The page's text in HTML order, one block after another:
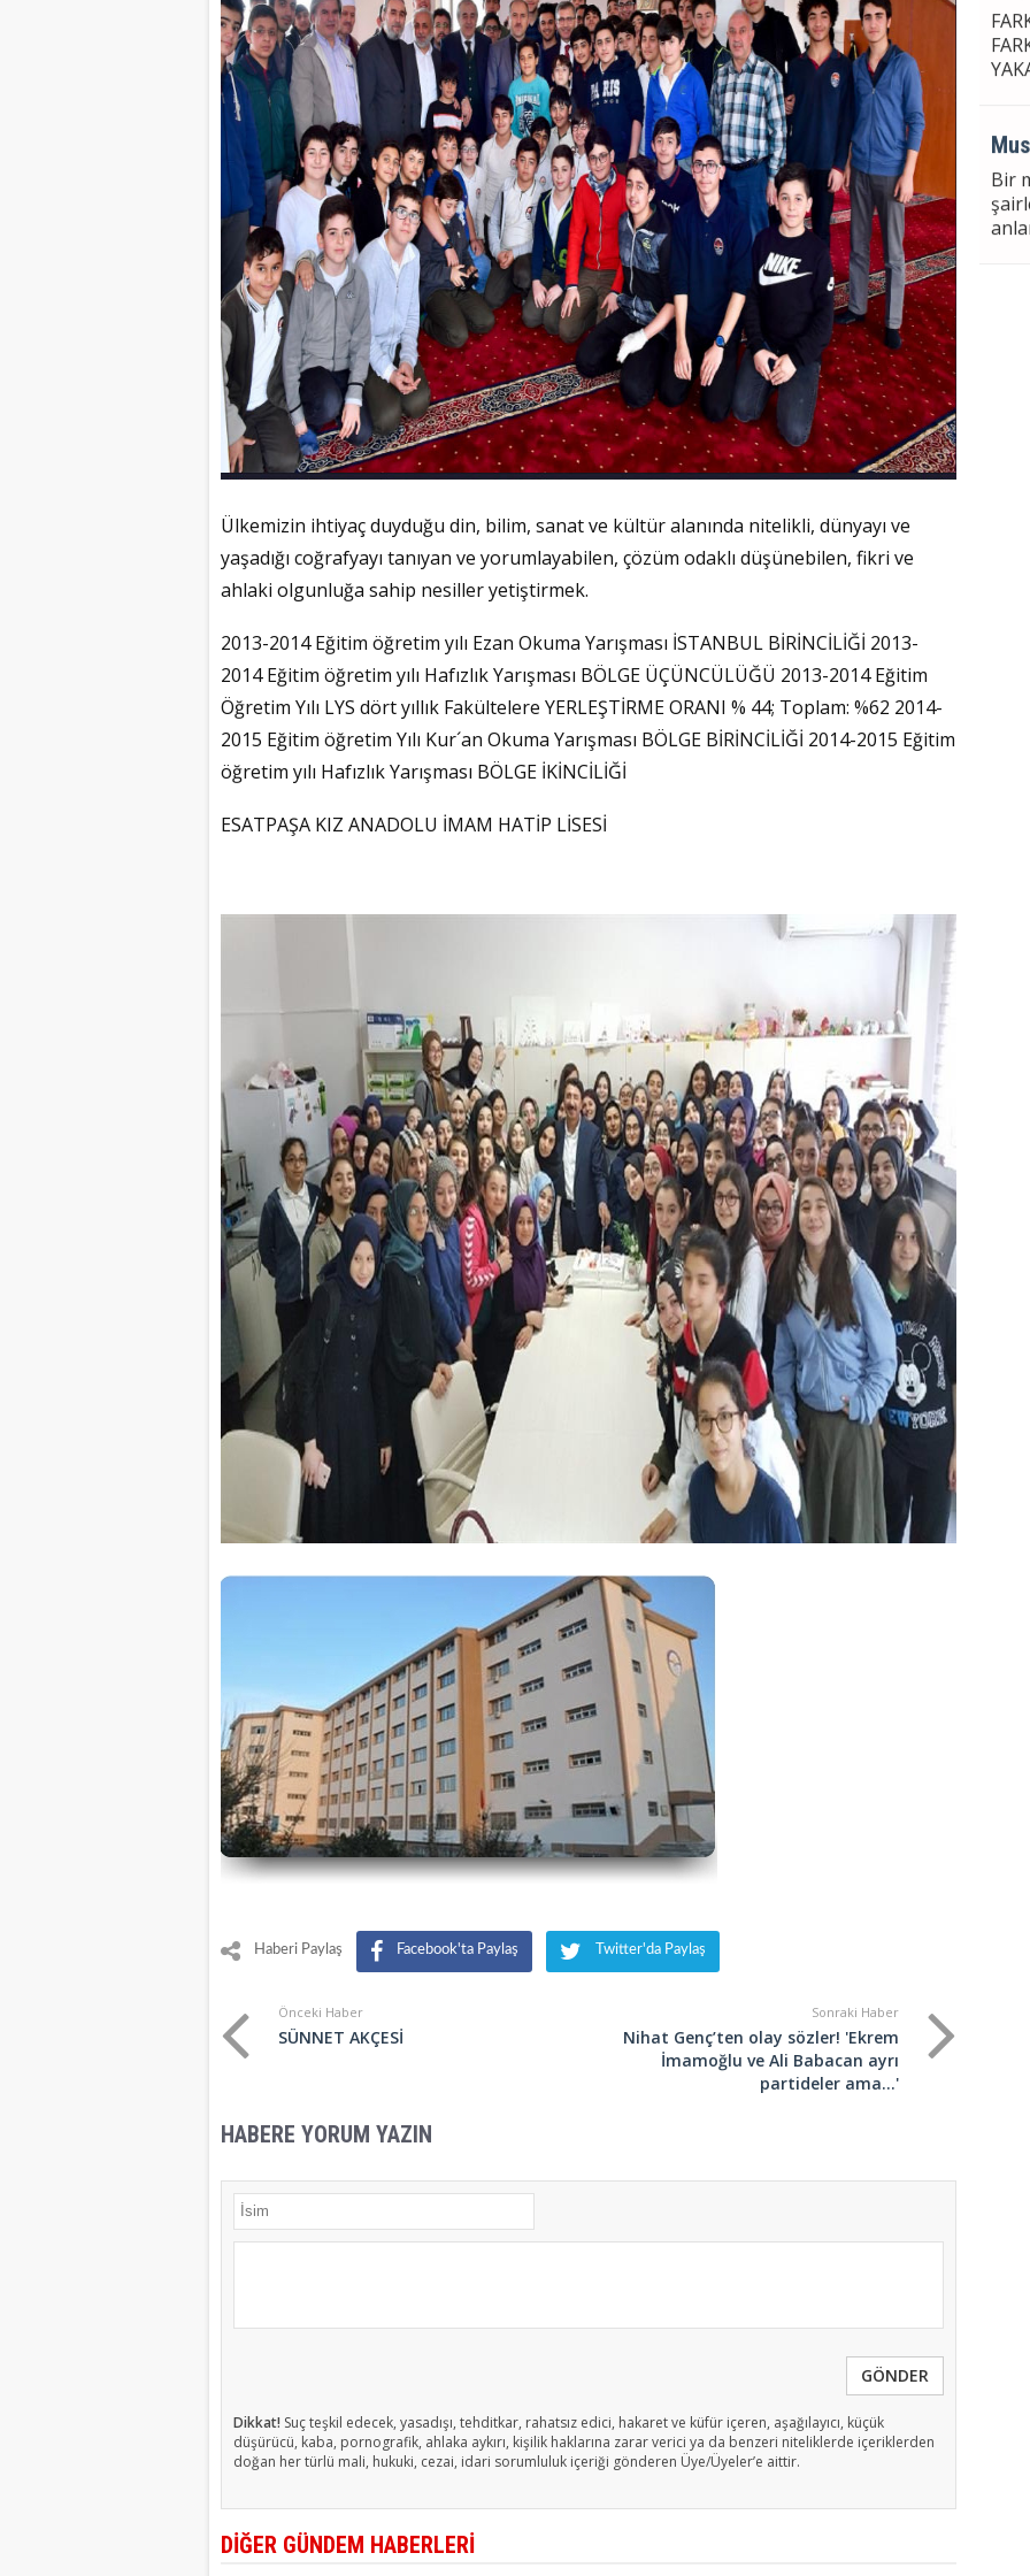
Ülkemizin ihtiyaç duyduğu din, bilim, sanat ve kültür alanında nitelikli, dünyayı ve
yaşadığı coğrafyayı tanıyan ve yorumlayabilen, çözüm odaklı düşünebilen, fikri ve
ahlaki olgunluğa sahip nesiller yetiştirmek.
2013-2014 Eğitim öğretim yılı Ezan Okuma Yarışması İSTANBUL BİRİNCİLİĞİ 2013-
2014 Eğitim öğretim yılı Hafızlık Yarışması BÖLGE ÜÇÜNCÜLÜĞÜ 2013-2014 Eğitim
Öğretim Yılı LYS dört yıllık Fakültelere YERLEŞTİRME ORANI % 44; Toplam: %62 2014-
2015 Eğitim öğretim Yılı Kur´an Okuma Yarışması BÖLGE BİRİNCİLİĞİ 2014-2015 Eğitim
öğretim yılı Hafızlık Yarışması BÖLGE İKİNCİLİĞİ
ESATPAŞA KIZ ANADOLU İMAM HATİP LİSESİ
Haberi Paylaş Facebook'ta Paylaş Twitter'da Paylaş
Önceki Haber
SÜNNET AKÇESİ
Sonraki Haber
Nihat Genç’ten olay sözler! 'Ekrem
İmamoğlu ve Ali Babacan ayrı
partideler ama...'
HABERE YORUM YAZIN
GÖNDER
Dikkat! Suç teşkil edecek, yasadışı, tehditkar, rahatsız edici, hakaret ve küfür içeren, aşağılayıcı, küçük
düşürücü, kaba, pornografik, ahlaka aykırı, kişilik haklarına zarar verici ya da benzeri niteliklerde içeriklerden
doğan her türlü mali, hukuki, cezai, idari sorumluluk içeriği gönderen Üye/Üyeler’e aittir.
DİĞER GÜNDEM HABERLERİ
Bir